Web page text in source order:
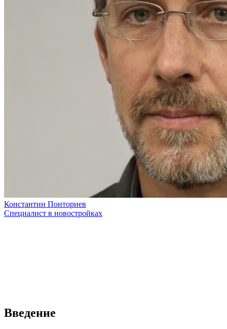
Константин Понториев
Специалист в новостройках
Введение